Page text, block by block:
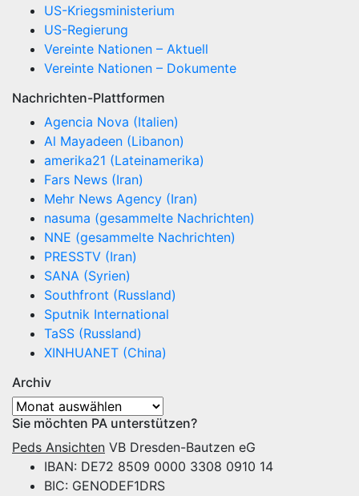
US-Kriegsministerium
US-Regierung
Vereinte Nationen – Aktuell
Vereinte Nationen – Dokumente
Nachrichten-Plattformen
Agencia Nova (Italien)
Al Mayadeen (Libanon)
amerika21 (Lateinamerika)
Fars News (Iran)
Mehr News Agency (Iran)
nasuma (gesammelte Nachrichten)
NNE (gesammelte Nachrichten)
PRESSTV (Iran)
SANA (Syrien)
Southfront (Russland)
Sputnik International
TaSS (Russland)
XINHUANET (China)
Archiv
Archiv
Sie möchten PA unterstützen?
Peds Ansichten VB Dresden-Bautzen eG
IBAN: DE72 8509 0000 3308 0910 14
BIC: GENODEF1DRS